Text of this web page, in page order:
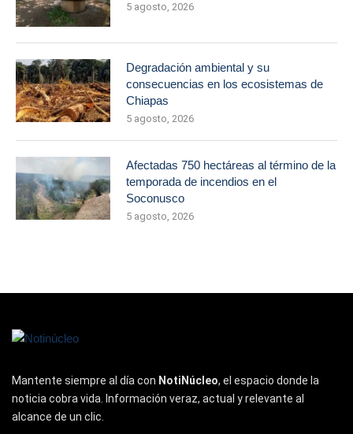
5 agosto, 2026
Degradación ambiental y su
consecuencias en los ecosistemas de
Chiapas
5 agosto, 2026
Afectadas 750 hectáreas al término de la
temporada de incendios en el
Soconusco
5 agosto, 2026
Mantente siempre al día con NotiNúcleo, el espacio donde la
noticia cobra vida. Información veraz, actual y relevante al
alcance de un clic.